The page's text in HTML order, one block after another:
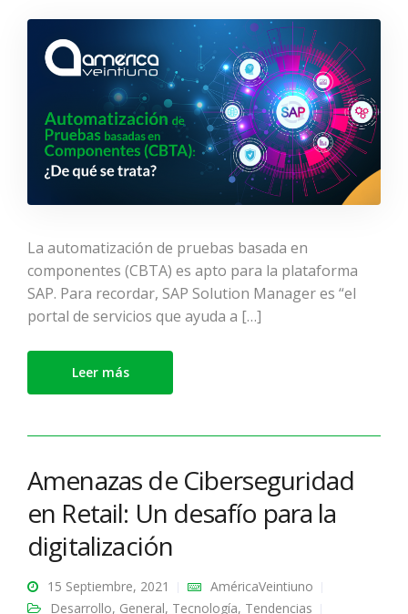
componentes (CBTA):
¿De qué trata?
La automatización de pruebas basada en
componentes (CBTA) es apto para la plataforma
SAP. Para recordar, SAP Solution Manager es “el
portal de servicios que ayuda a […]
Leer más
Amenazas de Ciberseguridad
en Retail: Un desafío para la
digitalización
15 Septiembre, 2021
AméricaVeintiuno
Desarrollo, General, Tecnología, Tendencias